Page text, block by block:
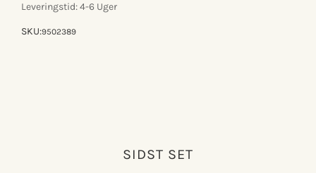
Leveringstid: 4-6 Uger
SKU:9502389
SIDST SET